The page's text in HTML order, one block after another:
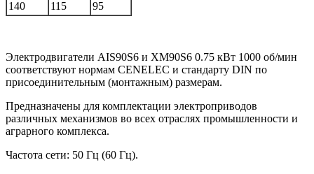
140
115 95
Электродвигатели AIS90S6 и XM90S6 0.75 кВт 1000 об/мин
соответствуют нормам CENELEC и стандарту DIN по
присоединительным (монтажным) размерам.
Предназначены для комплектации электроприводов
различных механизмов во всех отраслях промышленности и
аграрного комплекса.
Частота сети: 50 Гц (60 Гц).